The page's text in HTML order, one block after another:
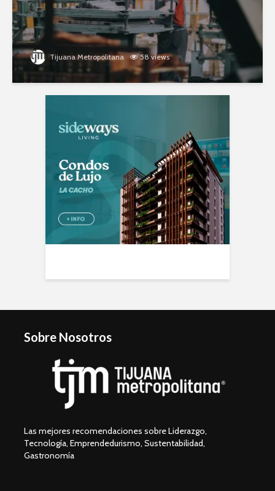
Tijuana Metropolitana 58 views
Sobre Nosotros
Las mejores recomendaciones sobre Liderazgo,
Tecnología, Emprendedurismo, Sustentabilidad,
Gastronomía